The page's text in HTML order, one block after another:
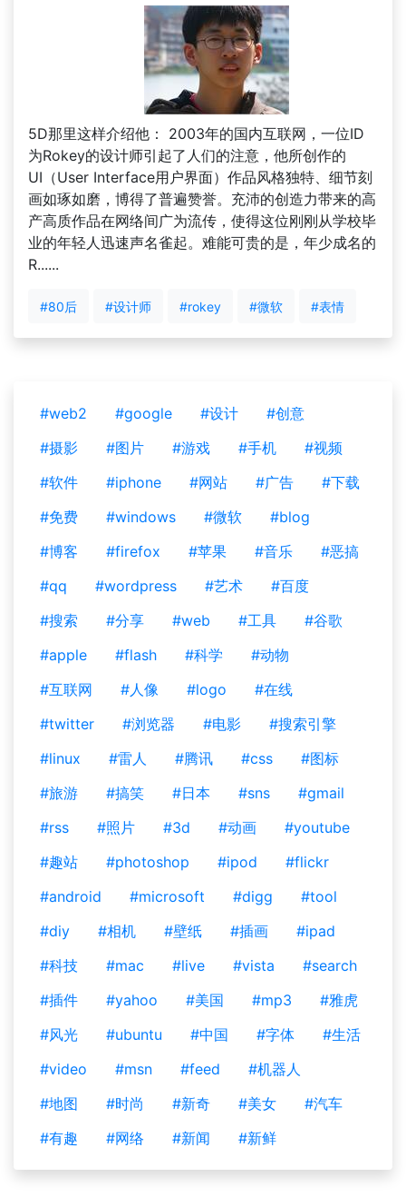
5D那里这样介绍他： 2003年的国内互联网，一位ID
为Rokey的设计师引起了人们的注意，他所创作的
UI（User Interface用户界面）作品风格独特、细节刻
画如琢如磨，博得了普遍赞誉。充沛的创造力带来的高
产高质作品在网络间广为流传，使得这位刚刚从学校毕
业的年轻人迅速声名雀起。难能可贵的是，年少成名的
R......
#80后 #设计师 #rokey #微软 #表情
#web2 #google #设计
#创意
#摄影
#图片 #游戏 #手机
#视频
#软件
#iphone #网站 #广告
#下载
#免费
#windows #微软
#blog
#博客
#firefox #苹果 #音乐
#恶搞
#qq
#wordpress #艺术
#百度
#搜索
#分享 #web #工具
#谷歌
#apple
#flash #科学
#动物
#互联网
#人像 #logo
#在线
#twitter
#浏览器 #电影
#搜索引擎
#linux
#雷人 #腾讯 #css
#图标
#旅游
#搞笑 #日本 #sns
#gmail
#rss
#照片 #3d #动画
#youtube
#趣站
#photoshop #ipod
#flickr
#android
#microsoft #digg
#tool
#diy
#相机 #壁纸 #插画
#ipad
#科技
#mac #live #vista
#search
#插件
#yahoo #美国 #mp3
#雅虎
#风光
#ubuntu #中国 #字体
#生活
#video
#msn #feed
#机器人
#地图
#时尚 #新奇 #美女
#汽车
#有趣
#网络 #新闻 #新鲜